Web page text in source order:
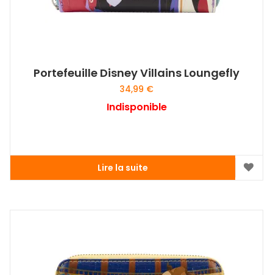
Portefeuille Disney Villains Loungefly
34,99 €
Indisponible
Lire la suite